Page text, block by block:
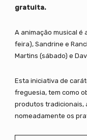
gratuita.
A animação musical é
feira), Sandrine e
Martins (sábado) e
Esta iniciativa de
freguesia, tem como
produtos tradicionais,
nomeadamente os